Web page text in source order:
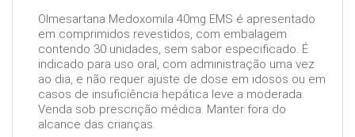
Olmesartana Medoxomila 40mg EMS é apresentado
em comprimidos revestidos, com embalagem
contendo 30 unidades, sem sabor especificado. É
indicado para uso oral, com administração uma vez
ao dia, e não requer ajuste de dose em idosos ou em
casos de insuficiência hepática leve a moderada.
Venda sob prescrição médica. Manter fora do
alcance das crianças.